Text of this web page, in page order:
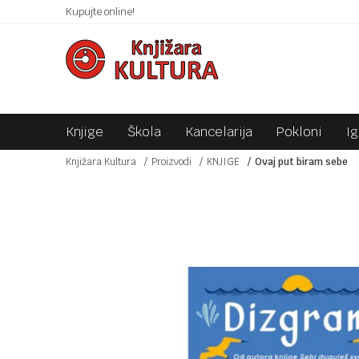
Kupujte online!SIGURNO PLAĆANJE PLATNIM KARTICAMA!
Knjige Škola Kancelarija Pokloni
Knjižara Kultura Proizvodi KNJIGE Ovaj put biram sebe